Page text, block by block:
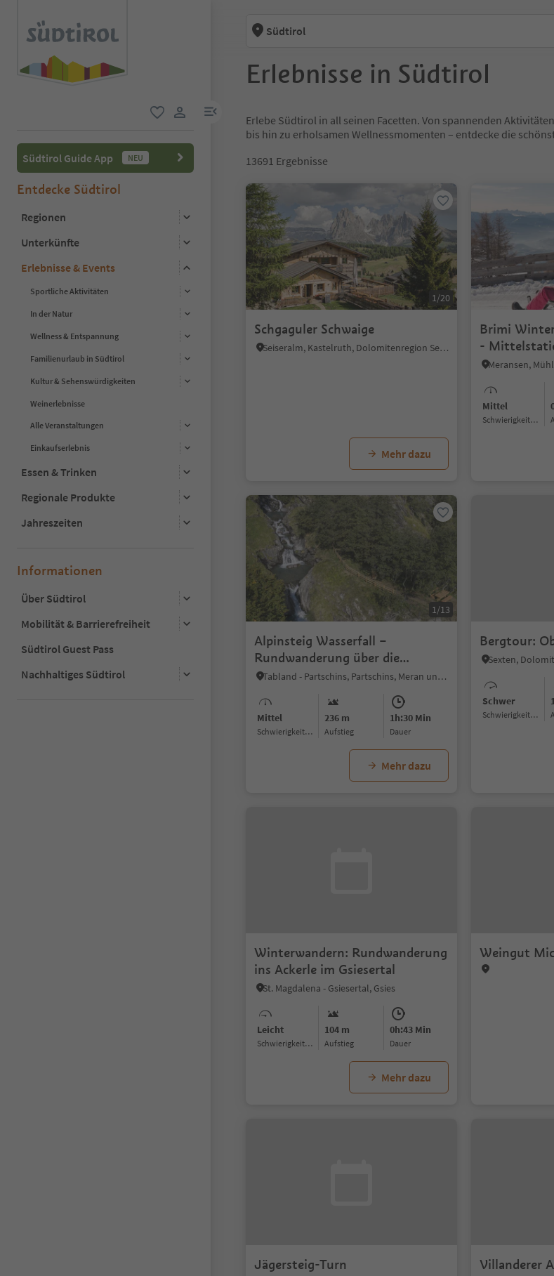
menu link
Südtirol Guide App NEU
Entdecke Südtirol
Regionen
Unterkünfte
Erlebnisse & Events
Sportliche Aktivitäten
In der Natur
Wellness & Entspannung
Familienurlaub in Südtirol
Kultur & Sehenswürdigkeiten
Weinerlebnisse
Alle Veranstaltungen
Einkaufserlebnis
Essen & Trinken
Regionale Produkte
Jahreszeiten
Informationen
Über Südtirol
Mobilität & Barrierefreiheit
Südtirol Guest Pass
Nachhaltiges Südtirol
Südtirol
Erlebnisse in Südtirol
Erlebe Südtirol in all seinen Facetten. Von spannenden
bis hin zu erholsamen Wellnessmomenten – entdecke die
13691 Ergebnisse
1/20
Schgaguler Schwaige
Seiseralm, Kastelruth, Dolomitenregion Seiser Alm
Mehr dazu
Brimi
-
Meransen,
Mittel
Schwierigkeitsgrad
1/13
Alpinsteig Wasserfall –
Rundwanderung über die
Fletscher-Stiegen
Tabland - Partschins, Partschins, Meran und Umgebung
Mittel
Schwierigkeitsgrad
236 m
Aufstieg
1h:30 Min
Dauer
Mehr dazu
Bergtour:
Sexten,
Schwer
Schwierigkeitsgrad
Winterwandern: Rundwanderung
ins Ackerle im Gsiesertal
St. Magdalena - Gsiesertal, Gsies
Leicht
Schwierigkeitsgrad
104 m
Aufstieg
0h:43 Min
Dauer
Mehr dazu
Weingut
Jägersteig-Turn Villanderer